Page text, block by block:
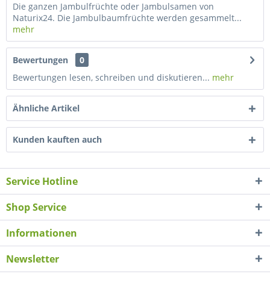
Die ganzen Jambulfrüchte oder Jambulsamen von
Naturix24. Die Jambulbaumfrüchte werden gesammelt...
mehr
Bewertungen
0
Bewertungen lesen, schreiben und diskutieren... mehr
Ähnliche Artikel
Kunden kauften auch
Service Hotline
Shop Service
Informationen
Newsletter